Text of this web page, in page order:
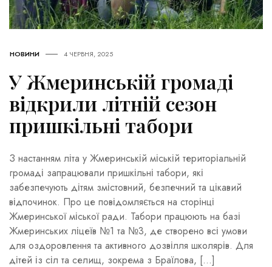
НОВИНИ 4 ЧЕРВНЯ, 2025
У Жмеринській громаді
відкрили літній сезон
пришкільні табори
З настанням літа у Жмеринській міській територіальній
громаді запрацювали пришкільні табори, які
забезпечують дітям змістовний, безпечний та цікавий
відпочинок. Про це повідомляється на сторінці
Жмеринської міської ради. Табори працюють на базі
Жмеринських ліцеїв №1 та №3, де створено всі умови
для оздоровлення та активного дозвілля школярів. Для
дітей із сіл та селищ, зокрема з Браїлова, […]